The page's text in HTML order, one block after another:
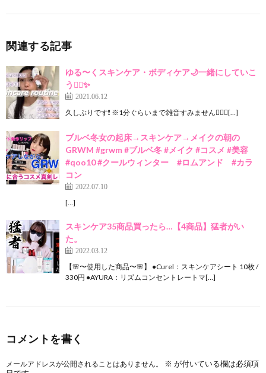
関連する記事
ゆる〜くスキンケア・ボディケア🌙一緒にしていこ
う✊🏻✨
2021.06.12
久しぶりです❗️ ※1分ぐらいまで雑音すみません🙇🏻‍♂[…]
ブルベ冬女の起床→スキンケア→メイクの朝の
GRWM #grwm #ブルベ冬 #メイク #コスメ #美容
#qoo10 #クールウィンター #ロムアンド #カラ
コン
2022.07.10
[…]
スキンケア35商品買ったら…【4商品】猛者がい
た。
2022.03.12
【🌸〜使用した商品〜🌸】 ●Curel：スキンケアシート 10枚 /
330円 ●AYURA：リズムコンセントレートマ[…]
コメントを書く
メールアドレスが公開されることはありません。 ※ が付いている欄は必須項